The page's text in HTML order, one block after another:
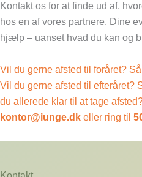
Kontakt os for at finde ud af,
hos en af vores partnere. Dine
hjælp – uanset hvad du kan og
Vil du gerne afsted til foråret?
Vil du gerne afsted til efteråret?
du allerede klar til at tage
kontor@iunge.dk eller ring til